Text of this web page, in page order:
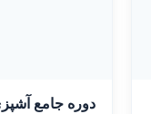
دوره جامع